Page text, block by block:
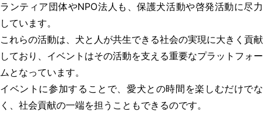
ランティア団体やNPO法人も、保護犬活動や啓発活動に尽力
しています。
これらの活動は、犬と人が共生できる社会の実現に大きく貢献
しており、イベントはその活動を支える重要なプラットフォー
ムとなっています。
イベントに参加することで、愛犬との時間を楽しむだけでな
く、社会貢献の一端を担うこともできるのです。